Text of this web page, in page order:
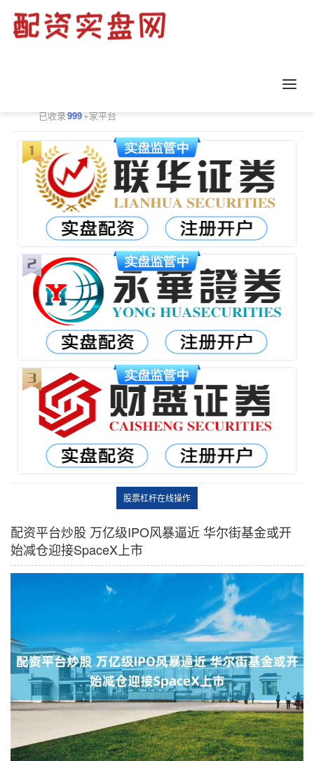
已收录999+家平台
股票杠杆在线操作
配资平台炒股 万亿级IPO风暴逼近 华尔街基金或开
始减仓迎接SpaceX上市